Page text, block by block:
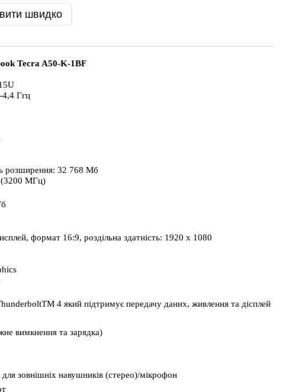
швидко
Tecra A50-K-1BF
4,4 Ггц
розширення: 32 768 Мб
(3200 МГц)
формат 16:9, роздільна здатність: 1920 x 1080
4 який підтримує передачу даних, живлення та дісплей
вимкнення та зарядка)
зовнішніх навушників (стерео)/мікрофон